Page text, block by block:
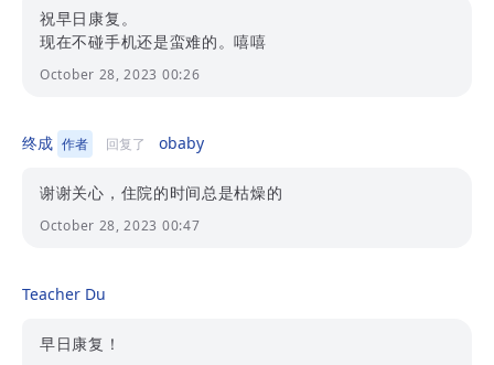
祝早日康复。
现在不碰手机还是蛮难的。嘻嘻
October 28, 2023 00:26
终成 作者 回复了 obaby
谢谢关心，住院的时间总是枯燥的
October 28, 2023 00:47
Teacher Du
早日康复！